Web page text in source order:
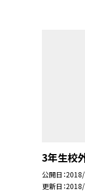
3年生校
公開日
更新日